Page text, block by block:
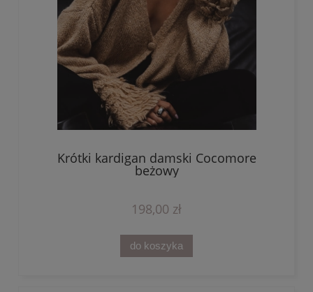
Krótki kardigan damski Cocomore
beżowy
198,00 zł
do koszyka